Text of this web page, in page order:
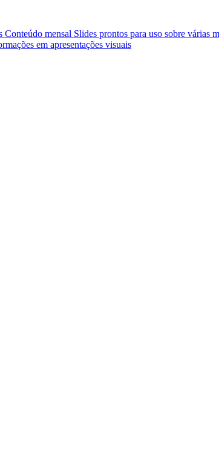
Conteúdo mensal Slides prontos para uso sobre várias
em apresentações visuais